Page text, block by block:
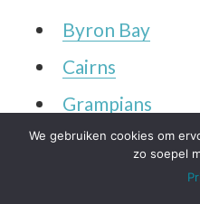
Byron Bay
Cairns
Grampians
Great Ocean
K’gari (Fraser
We gebruiken cookies om
zo soepel